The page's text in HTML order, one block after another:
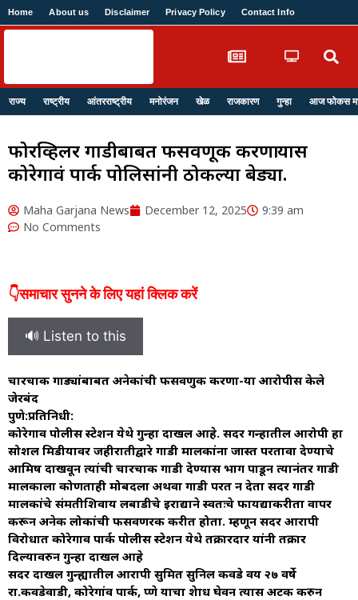
Home About us Disclaimer Privacy Policy Contact Info
राज्य राष्ट्रीय आंतरराष्ट्रीय मनोरंजन खेळ राजकारण गुन्हा आज फोकस
फोरव्हिलर गाडीबाबत फसवणूक करणाऱ्यास
कोरेगावं पार्क पोलिसांनी ठोकल्या बेड्या.
Maha Garjana News December 12, 2025
9:39 am
No Comments
👇समाचार सुनने के लिए यहां क्लिक करें
🔊 Listen to this
चारचाकी गाड्यांबाबत अनेकांची फसवणुक करणा-या आरोपीस केले
जेरबंद
पुणे:प्रतिनिधी:
कोरेगाव पोलीस स्टेशन येथे गुन्हा दाखल आहे. सदर गन्हातील आरोपी हा
सोशल मिडीयावर जहीरातीद्वारे गाडी मालकांना जास्त परतावा देण्याचे
आमिष दाखवून त्यांची चारचाकी गाडी देण्यास भाग पाडून त्यानंतर गाडी
मालकाला कोणताही मोबदला अथवा गाडी परत न देता सदर गाडी
मालकांचे संमतीशिवाय लबाडीचे इराद्याने स्वतःचे फायद्याकरीता वापर
करून अनेक लोकांची फसवणरक करीत होता. म्हणून सदर आरापी
विरोधात कोरेगाव पार्क पोलीस स्टेशन येथे तक्रारदार यांनी तक्रार
दिल्यावरुन गुन्हा दाखल आहे
सदर दाखल गुन्ह्यातील आरापी सुमित सुनिल कवडे वय २७ वर्षे
रा.कवडेवाडी, कोरेगांव पार्क, प्णे याचा शेाध घेवन त्यास अटक करुन